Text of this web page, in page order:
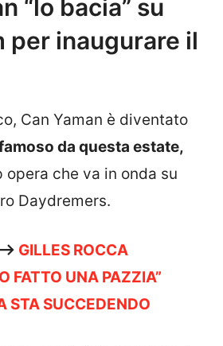
“lo bacia” su
per inaugurare il
Can Yaman è diventato
da questa estate,
opera che va in onda su
Daydremers.
> GILLES ROCCA
FATTO UNA PAZZIA”
STA SUCCEDENDO